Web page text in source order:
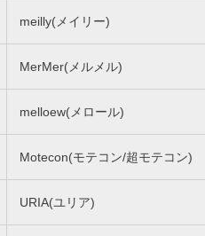
meilly(メイリー)
MerMer(メルメル)
melloew(メロール)
Motecon(モテコン/超モテコン)
URIA(ユリア)